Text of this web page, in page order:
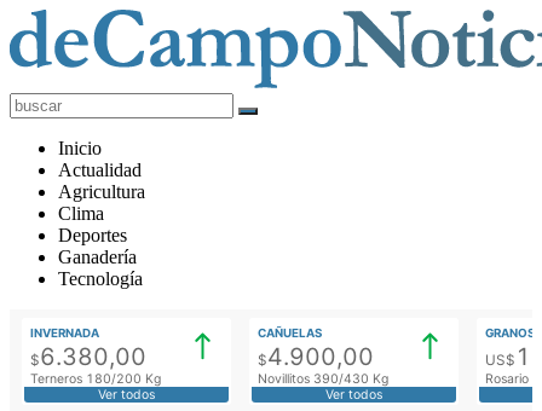
deCampoNoticias
Actualidad
Agropecuaria
Inicio
Actualidad
Agricultura
Clima
Deportes
Ganadería
Tecnología
INVERNADA
$6.380,00
Terneros 180/200 Kg
Ver todos
CAÑUELAS
$4.900,00
Novillitos 390/430 Kg
Ver todos
GRANOS
US$
Rosario